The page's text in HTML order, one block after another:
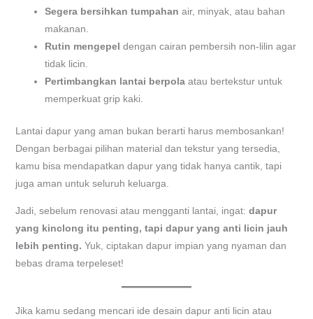
Segera bersihkan tumpahan air, minyak, atau bahan
makanan.
Rutin mengepel dengan cairan pembersih non-lilin agar
tidak licin.
Pertimbangkan lantai berpolaatau bertekstur untuk
memperkuat grip kaki.
Lantai dapur yang aman bukan berarti harus membosankan!
Dengan berbagai pilihan material dan tekstur yang tersedia,
kamu bisa mendapatkan dapur yang tidak hanya cantik, tapi
juga aman untuk seluruh keluarga.
Jadi, sebelum renovasi atau mengganti lantai, ingat: dapur
yang kinclong itu penting, tapi dapur yang anti licin jauh
lebih penting. Yuk, ciptakan dapur impian yang nyaman dan
bebas drama terpeleset!
Jika kamu sedang mencari ide desain dapur anti licin atau